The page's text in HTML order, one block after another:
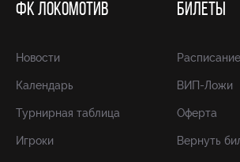
ФК ЛОКОМОТИВ
Новости
Календарь
Турнирная таблица
Игроки
БИЛЕТЫ
ВИП-Ложи
Оферта
Вернуть